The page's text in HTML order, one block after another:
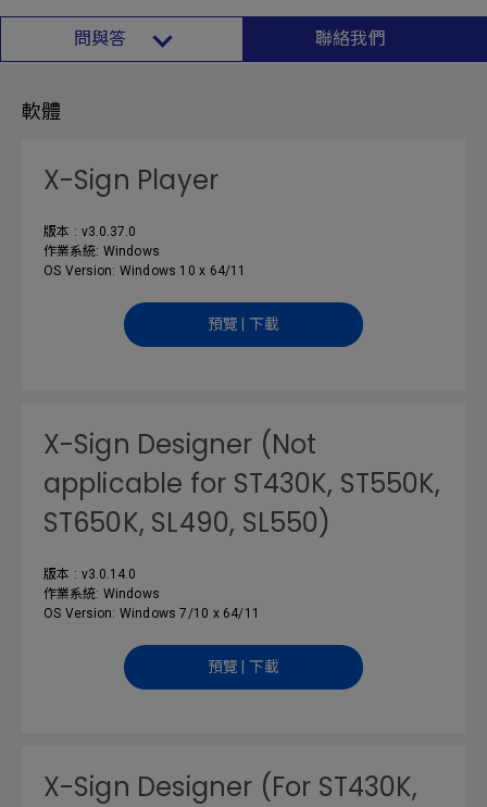
問與答 聯絡我們
軟體
X-Sign Player
版本 : v3.0.37.0
作業系統: Windows
OS Version: Windows 10 x 64/11
預覽 | 下載
X-Sign Designer (Not
applicable for ST430K, ST550K,
ST650K, SL490, SL550)
版本 : v3.0.14.0
作業系統: Windows
OS Version: Windows 7/10 x 64/11
預覽 | 下載
X-Sign Designer (For ST430K,